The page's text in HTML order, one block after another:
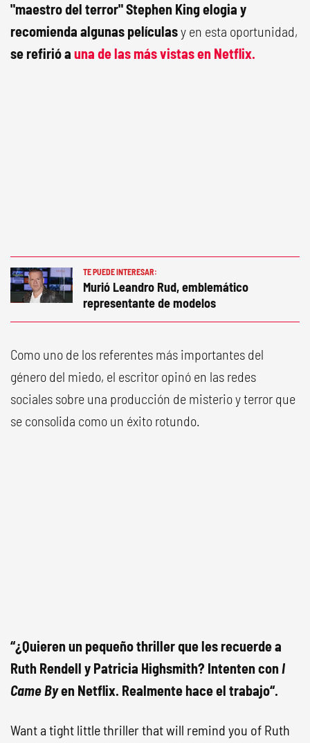
"maestro del terror" Stephen King elogia y
recomienda algunas películasy en esta oportunidad,
se refirió a una de las más vistas en Netflix.
TE PUEDE INTERESAR:
Murió Leandro Rud, emblemático
representante de modelos
Como uno de los referentes más importantes del
género del miedo, el escritor opinó en las redes
sociales sobre una producción de misterio y terror que
se consolida como un éxito rotundo.
“¿Quieren un pequeño thriller que les recuerde a
Ruth Rendell y Patricia Highsmith? Intenten con I
Came Byen Netflix. Realmente hace el trabajo“.
Want a tight little thriller that will remind you of Ruth